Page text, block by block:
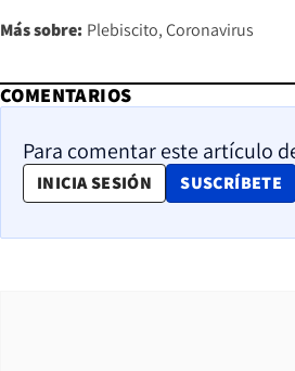
Más sobre: Plebiscito Coronavirus
COMENTARIOS
Para comentar este artículo
INICIA SESIÓN SUSCRÍBETE
OPENS IN